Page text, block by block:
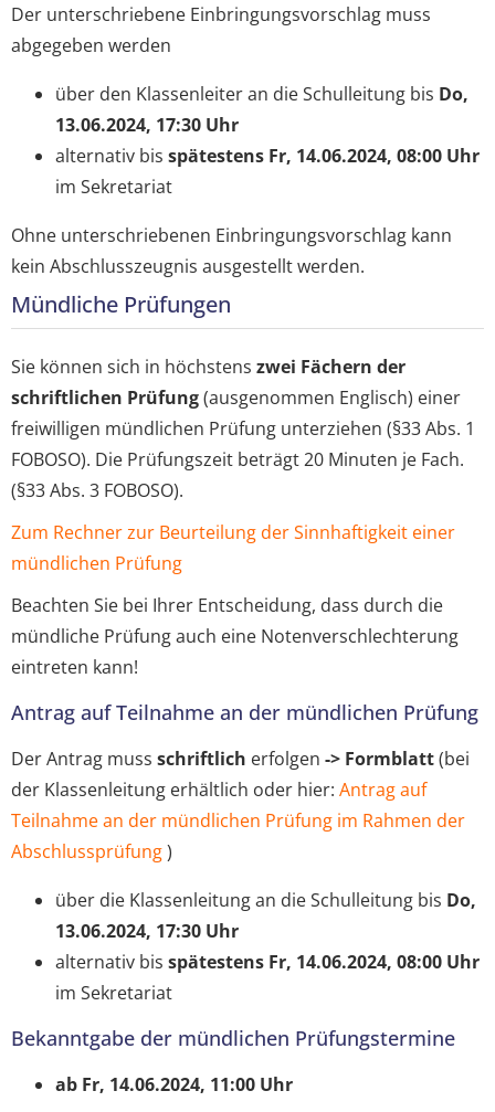
Der unterschriebene Einbringungsvorschlag muss
abgegeben werden
über den Klassenleiter an die Schulleitung bis Do,
13.06.2024, 17:30 Uhr
alternativ bis spätestens Fr, 14.06.2024, 08:00 Uhr
im Sekretariat
Ohne unterschriebenen Einbringungsvorschlag kann
kein Abschlusszeugnis ausgestellt werden.
Mündliche Prüfungen
Sie können sich in höchstens zwei Fächern der
schriftlichen Prüfung(ausgenommen Englisch) einer
freiwilligen mündlichen Prüfung unterziehen (§33 Abs. 1
FOBOSO). Die Prüfungszeit beträgt 20 Minuten je Fach.
(§33 Abs. 3 FOBOSO).
Zum Rechner zur Beurteilung der Sinnhaftigkeit einer
mündlichen Prüfung
Beachten Sie bei Ihrer Entscheidung, dass durch die
mündliche Prüfung auch eine Notenverschlechterung
eintreten kann!
Antrag auf Teilnahme an der mündlichen Prüfung
Der Antrag muss schriftlich erfolgen -> Formblatt(bei
der Klassenleitung erhältlich oder hier: Antrag auf
Teilnahme an der mündlichen Prüfung im Rahmen der
Abschlussprüfung)
über die Klassenleitung an die Schulleitung bis Do,
13.06.2024, 17:30 Uhr
alternativ bis spätestens Fr, 14.06.2024, 08:00 Uhr
im Sekretariat
Bekanntgabe der mündlichen Prüfungstermine
ab Fr, 14.06.2024, 11:00 Uhr